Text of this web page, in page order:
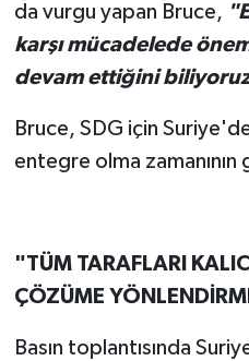
da vurgu yapan Bruce,
karşı mücadelede
devam ettiğini
Bruce, SDG için
entegre olma
"TÜM TARAFLARI
ÇÖZÜME
Basın toplantısında